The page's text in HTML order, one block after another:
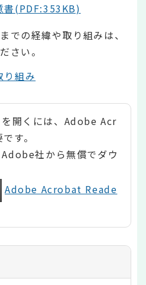
書(PDF:353KB)
での経緯や取り組みは、
さい。
り組み
開くには、Adobe Acr
す。
社から無償でダウ
Adobe Acrobat Reade